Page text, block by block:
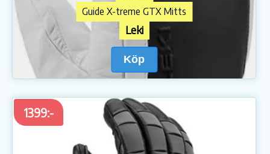
Guide X-treme GTX Mitts
Leki
Köp
1399:-